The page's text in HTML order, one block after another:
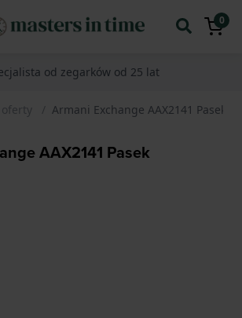
0
od zegarków od 25 lat
Armani Exchange AAX2141 Pasek
AAX2141 Pasek